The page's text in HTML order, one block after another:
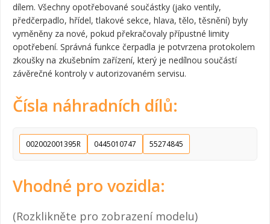
dílem. Všechny opotřebované součástky (jako ventily,
předčerpadlo, hřídel, tlakové sekce, hlava, tělo, těsnění) byly
vyměněny za nové, pokud překračovaly přípustné limity
opotřebení. Správná funkce čerpadla je potvrzena protokolem
zkoušky na zkušebním zařízení, který je nedílnou součástí
závěrečné kontroly v autorizovaném servisu.
Čísla náhradních dílů:
002002001395R 0445010747 55274845
Vhodné pro vozidla:
(Rozklikněte pro zobrazení modelu)